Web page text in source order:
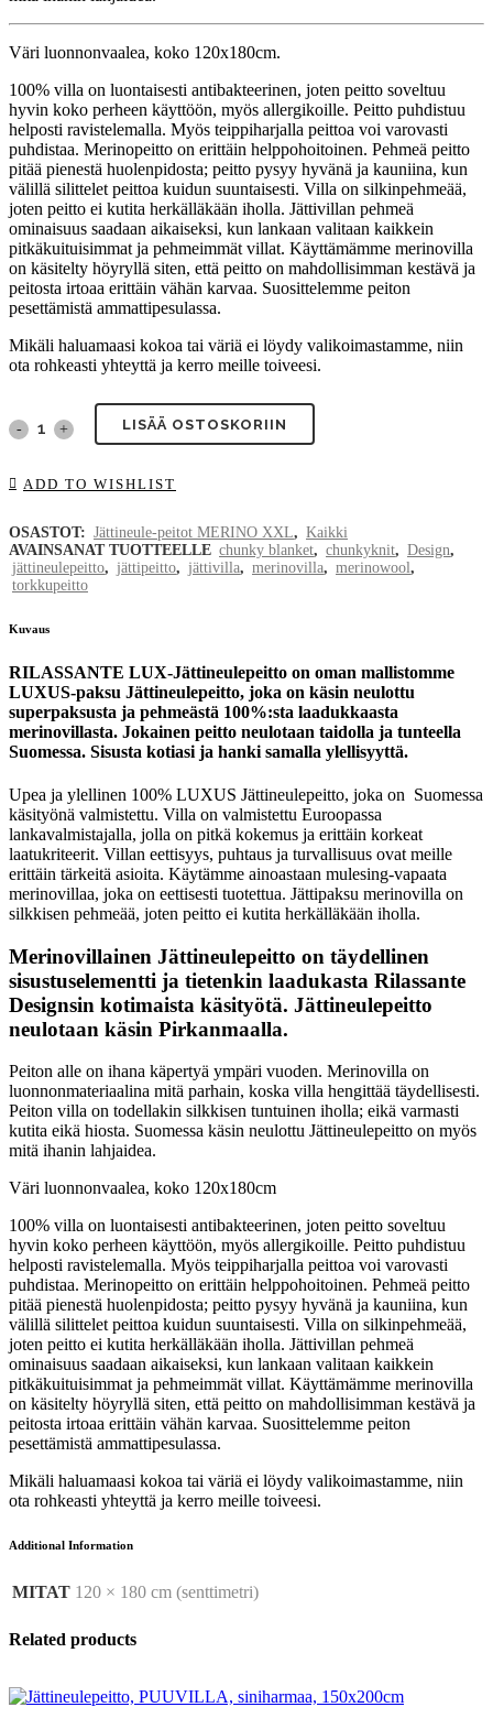
Väri luonnonvaalea, koko 120x180cm.
100% villa on luontaisesti antibakteerinen, joten peitto soveltuu
hyvin koko perheen käyttöön, myös allergikoille. Peitto puhdistuu
helposti ravistelemalla. Myös teippiharjalla peittoa voi varovasti
puhdistaa. Merinopeitto on erittäin helppohoitoinen. Pehmeä peitto
pitää pienestä huolenpidosta; peitto pysyy hyvänä ja kauniina, kun
välillä silittelet peittoa kuidun suuntaisesti. Villa on silkinpehmeää,
joten peitto ei kutita herkälläkään iholla. Jättivillan pehmeä
ominaisuus saadaan aikaiseksi, kun lankaan valitaan kaikkein
pitkäkuituisimmat ja pehmeimmät villat. Käyttämämme merinovilla
on käsitelty höyryllä siten, että peitto on mahdollisimman kestävä ja
peitosta irtoaa erittäin vähän karvaa. Suosittelemme peiton
pesettämistä ammattipesulassa.
Mikäli haluamaasi kokoa tai väriä ei löydy valikoimastamme, niin
ota rohkeasti yhteyttä ja kerro meille toiveesi.
Jättineulepeitto,
luonnonvaalea,
120x180cm
quantity
LISÄÄ OSTOSKORIIN
ADD TO WISHLIST
OSASTOT: Jättineule-peitot MERINO XXL, Kaikki
AVAINSANAT TUOTTEELLE chunky blanket, chunkyknit, Design,
jättineulepeitto, jättipeitto, jättivilla, merinovilla, merinowool,
torkkupeitto
Kuvaus
RILASSANTE LUX-Jättineulepeitto on oman mallistomme
LUXUS-paksu Jättineulepeitto, joka on käsin neulottu
superpaksusta ja pehmeästä 100%:sta laadukkaasta
merinovillasta. Jokainen peitto neulotaan taidolla ja tunteella
Suomessa. Sisusta kotiasi ja hanki samalla ylellisyyttä.
Upea ja ylellinen 100% LUXUS Jättineulepeitto, joka on Suomessa
käsityönä valmistettu. Villa on valmistettu Euroopassa
lankavalmistajalla, jolla on pitkä kokemus ja erittäin korkeat
laatukriteerit. Villan eettisyys, puhtaus ja turvallisuus ovat meille
erittäin tärkeitä asioita. Käytämme ainoastaan mulesing-vapaata
merinovillaa, joka on eettisesti tuotettua. Jättipaksu merinovilla on
silkkisen pehmeää, joten peitto ei kutita herkälläkään iholla.
Merinovillainen Jättineulepeitto on täydellinen
sisustuselementti ja tietenkin laadukasta Rilassante
Designsin kotimaista käsityötä. Jättineulepeitto
neulotaan käsin Pirkanmaalla.
Peiton alle on ihana käpertyä ympäri vuoden. Merinovilla on
luonnonmateriaalina mitä parhain, koska villa hengittää täydellisesti.
Peiton villa on todellakin silkkisen tuntuinen iholla; eikä varmasti
kutita eikä hiosta. Suomessa käsin neulottu Jättineulepeitto on myös
mitä ihanin lahjaidea.
Väri luonnonvaalea, koko 120x180cm
100% villa on luontaisesti antibakteerinen, joten peitto soveltuu
hyvin koko perheen käyttöön, myös allergikoille. Peitto puhdistuu
helposti ravistelemalla. Myös teippiharjalla peittoa voi varovasti
puhdistaa. Merinopeitto on erittäin helppohoitoinen. Pehmeä peitto
pitää pienestä huolenpidosta; peitto pysyy hyvänä ja kauniina, kun
välillä silittelet peittoa kuidun suuntaisesti. Villa on silkinpehmeää,
joten peitto ei kutita herkälläkään iholla. Jättivillan pehmeä
ominaisuus saadaan aikaiseksi, kun lankaan valitaan kaikkein
pitkäkuituisimmat ja pehmeimmät villat. Käyttämämme merinovilla
on käsitelty höyryllä siten, että peitto on mahdollisimman kestävä ja
peitosta irtoaa erittäin vähän karvaa. Suosittelemme peiton
pesettämistä ammattipesulassa.
Mikäli haluamaasi kokoa tai väriä ei löydy valikoimastamme, niin
ota rohkeasti yhteyttä ja kerro meille toiveesi.
Additional Information
MITAT 120 × 180 cm (senttimetri)
Related products